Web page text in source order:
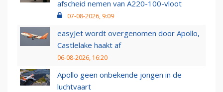
afscheid nemen van A220-100-vloot
07-08-2026, 9:09
easyJet wordt overgenomen door Apollo,
Castlelake haakt af
06-08-2026, 16:20
Apollo geen onbekende jongen in de
luchtvaart